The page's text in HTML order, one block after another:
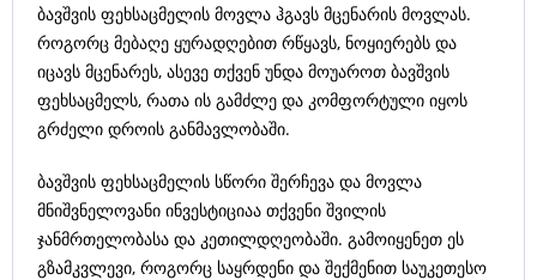
ბავშვის ფეხსაცმელის მოვლა ჰგავს მცენარის მოვლას.
როგორც მებაღე ყურადღებით რწყავს, ნოყიერებს და
იცავს მცენარეს, ასევე თქვენ უნდა მოუაროთ ბავშვის
ფეხსაცმელს, რათა ის გამძლე და კომფორტული იყოს
გრძელი დროის განმავლობაში.
ბავშვის ფეხსაცმელის სწორი შერჩევა და მოვლა
მნიშვნელოვანი ინვესტიციაა თქვენი შვილის
ჯანმრთელობასა და კეთილდღეობაში. გამოიყენეთ ეს
გზამკვლევი, როგორც საყრდენი და შექმენით საუკეთესო